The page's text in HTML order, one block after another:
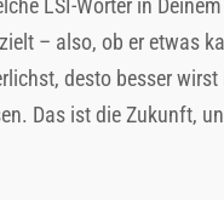
LSI-Wörter in
– also, ob er etwas
desto besser
Das ist die Zukunft,